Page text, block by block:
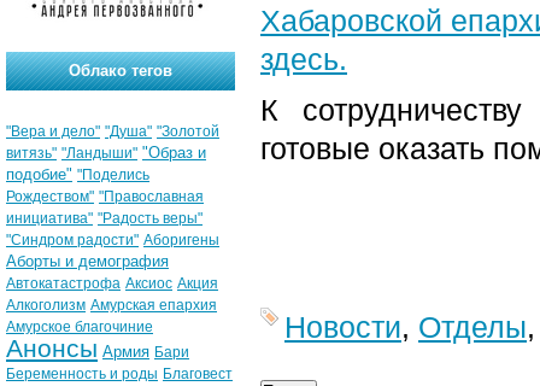
Хабаровской
здесь.
К
готовые оказать
Новости, Отделы
Облако тегов
"Вера и дело" "Душа" "Золотой
витязь" "Ландыши" "Образ и
подобие" "Поделись
Рождеством" "Православная
инициатива" "Радость веры"
"Синдром радости" Аборигены
Аборты и демография
Автокатастрофа Аксиос Акция
Алкоголизм Амурская епархия
Амурское благочиние
Анонсы Армия Бари
Беременность и роды Благовест